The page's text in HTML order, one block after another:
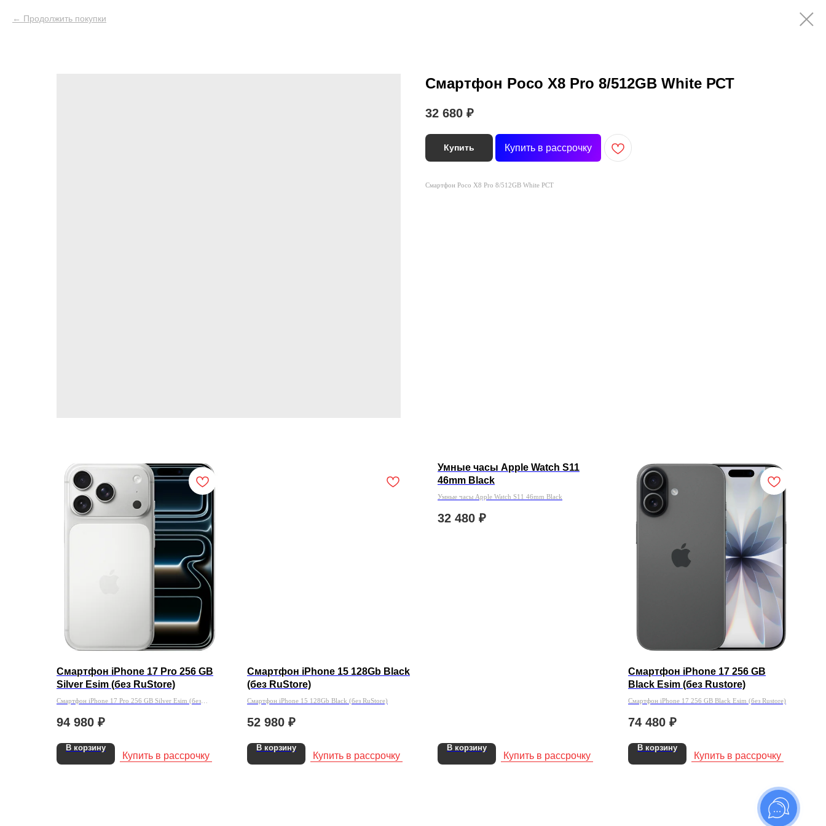
Продолжить покупки
Смартфон Poco X8 Pro 8/512GB White РСТ
32 680 ₽
Купить Купить в рассрочку
Смартфон Poco X8 Pro 8/512GB White РСТ
Смартфон iPhone 17 Pro 256 GB
Silver Esim (без RuStore)
Смартфон iPhone 17 Pro 256 GB Silver Esim (без
94 980 ₽
В корзину
Купить в рассрочку
Смартфон iPhone 15 128Gb Black
(без RuStore)
Смартфон iPhone 15 128Gb Black (без RuStore)
52 980 ₽
В корзину
Купить в рассрочку
Умные часы Apple Watch S11
46mm Black
Умные часы Apple Watch S11 46mm Black
32 480 ₽
В корзину
Купить в рассрочку
Смартфон iPhone 17 256 GB
Black Esim (без Rustore)
Смартфон iPhone 17 256 GB Black Esim (без Rustore)
74 480 ₽
В корзину
Купить в рассрочку